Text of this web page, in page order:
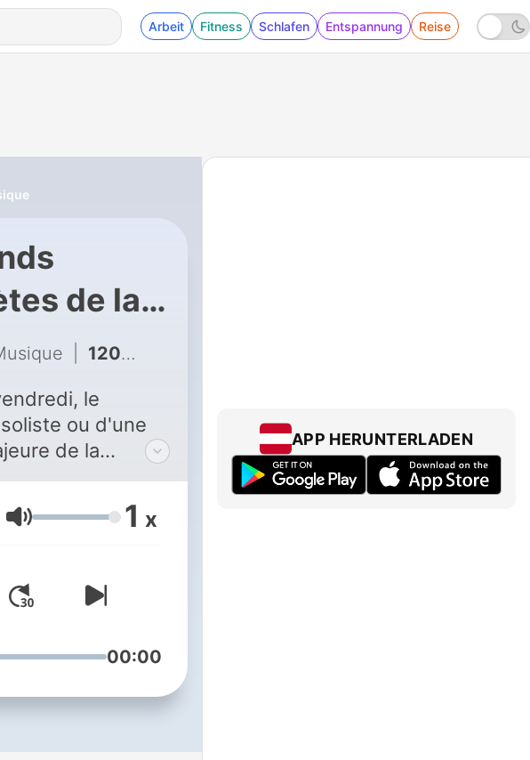
Arbeit Fitness Schlafen Entspannung Reise
de la
1205 - Concerto Köln (2/5) : Bach, Kraus
le
ou d'une
de la
à l'occasion
de son oeuvre
ce
écouter tous
sans limite,
sur
Radio France
Lautstärke 1 x
00:00
APP HERUNTERLADEN